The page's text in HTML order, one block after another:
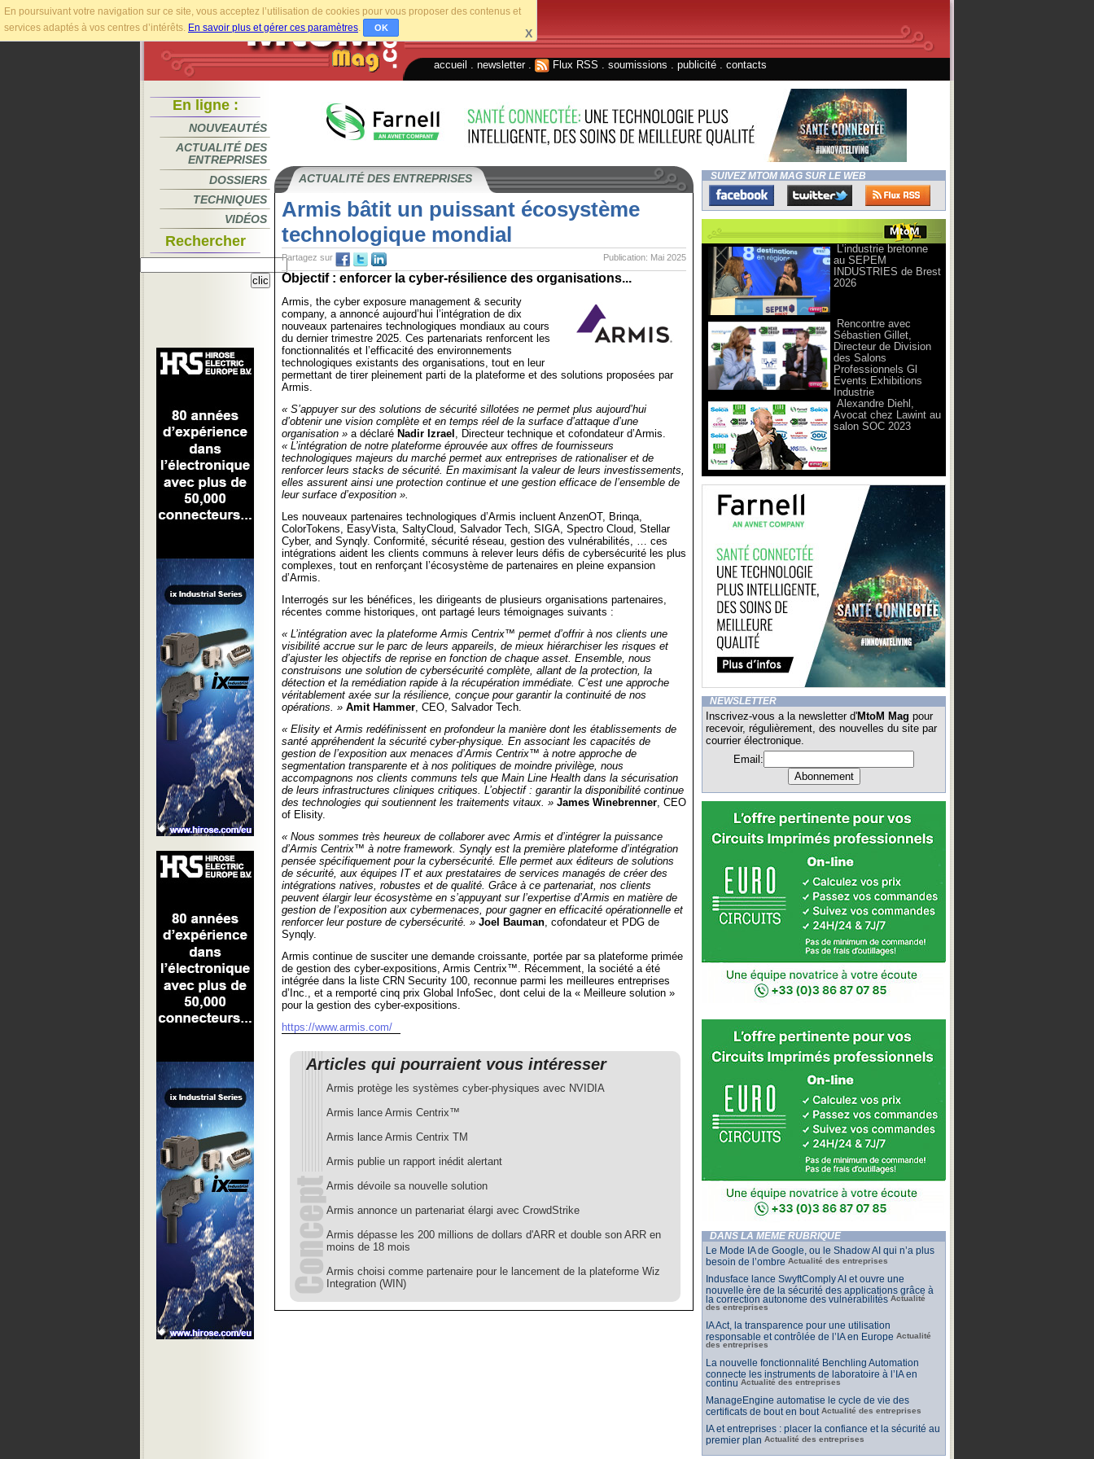
En poursuivant votre navigation sur ce site, vous acceptez l’utilisation de cookies pour vous proposer des contenus et
services adaptés à vos centres d’intérêts. En savoir plus et gérer ces paramètres. OK X
accueil newsletter. Flux RSS soumissions publicité contacts
En ligne :
NOUVEAUTÉS
ACTUALITÉ DES
ENTREPRISES
DOSSIERS
TECHNIQUES
VIDÉOS
Rechercher
ACTUALITÉ DES ENTREPRISES
Armis bâtit un puissant écosystème
technologique mondial
Publication: Mai 2025
Partagez sur
Objectif : enforcer la cyber-résilience des organisations...
Armis, the cyber exposure management & security
company, a annoncé aujourd’hui l’intégration de dix
nouveaux partenaires technologiques mondiaux au cours
du dernier trimestre 2025. Ces partenariats renforcent les
fonctionnalités et l’efficacité des environnements
technologiques existants des organisations, tout en leur
permettant de tirer pleinement parti de la plateforme et des solutions proposées par
Armis.
« S’appuyer sur des solutions de sécurité sillotées ne permet plus aujourd’hui
d’obtenir une vision complète et en temps réel de la surface d’attaque d’une
organisation » a déclaré Nadir Izrael , Directeur technique et cofondateur d’Armis.
« L’intégration de notre plateforme éprouvée aux offres de fournisseurs
technologiques majeurs du marché permet aux entreprises de rationaliser et de
renforcer leurs stacks de sécurité. En maximisant la valeur de leurs investissements,
elles assurent ainsi une protection continue et une gestion efficace de l’ensemble de
leur surface d’exposition ».
Les nouveaux partenaires technologiques d’Armis incluent AnzenOT, Brinqa,
ColorTokens, EasyVista, SaltyCloud, Salvador Tech, SIGA, Spectro Cloud, Stellar
Cyber, and Synqly. Conformité, sécurité réseau, gestion des vulnérabilités, … ces
intégrations aident les clients communs à relever leurs défis de cybersécurité les plus
complexes, tout en renforçant l’écosystème de partenaires en pleine expansion
d’Armis.
Interrogés sur les bénéfices, les dirigeants de plusieurs organisations partenaires,
récentes comme historiques, ont partagé leurs témoignages suivants :
« L’intégration avec la plateforme Armis Centrix™ permet d’offrir à nos clients une
visibilité accrue sur le parc de leurs appareils, de mieux hiérarchiser les risques et
d’ajuster les objectifs de reprise en fonction de chaque asset. Ensemble, nous
construisons une solution de cybersécurité complète, allant de la protection, la
détection et la remédiation rapide à la récupération immédiate. C’est une approche
véritablement axée sur la résilience, conçue pour garantir la continuité de nos
opérations. » Amit Hammer, CEO, Salvador Tech.
« Elisity et Armis redéfinissent en profondeur la manière dont les établissements de
santé appréhendent la sécurité cyber-physique. En associant les capacités de
gestion de l’exposition aux menaces d’Armis Centrix™ à notre approche de
segmentation transparente et à nos politiques de moindre privilège, nous
accompagnons nos clients communs tels que Main Line Health dans la sécurisation
de leurs infrastructures cliniques critiques. L’objectif : garantir la disponibilité continue
des technologies qui soutiennent les traitements vitaux. » James Winebrenner, CEO
of Elisity.
« Nous sommes très heureux de collaborer avec Armis et d’intégrer la puissance
d’Armis Centrix™ à notre framework. Synqly est la première plateforme d’intégration
pensée spécifiquement pour la cybersécurité. Elle permet aux éditeurs de solutions
de sécurité, aux équipes IT et aux prestataires de services managés de créer des
intégrations natives, robustes et de qualité. Grâce à ce partenariat, nos clients
peuvent élargir leur écosystème en s’appuyant sur l’expertise d’Armis en matière de
gestion de l’exposition aux cybermenaces, pour gagner en efficacité opérationnelle et
renforcer leur posture de cybersécurité. » Joel Bauman, cofondateur et PDG de
Synqly.
Armis continue de susciter une demande croissante, portée par sa plateforme primée
de gestion des cyber-expositions, Armis Centrix™. Récemment, la société a été
intégrée dans la liste CRN Security 100, reconnue parmi les meilleures entreprises
d’Inc., et a remporté cinq prix Global InfoSec, dont celui de la « Meilleure solution »
pour la gestion des cyber-expositions.
https://www.armis.com/
Articles qui pourraient vous intéresser
Armis protège les systèmes cyber-physiques avec NVIDIA
Armis lance Armis Centrix™
Armis lance Armis Centrix TM
Armis publie un rapport inédit alertant
Armis dévoile sa nouvelle solution
Armis annonce un partenariat élargi avec CrowdStrike
Armis dépasse les 200 millions de dollars d'ARR et double son ARR en
moins de 18 mois
Armis choisi comme partenaire pour le lancement de la plateforme Wiz
Integration (WIN)
SUIVEZ MTOM MAG SUR LE WEB
L’industrie bretonne
au SEPEM
INDUSTRIES de Brest
2026
Rencontre avec
Sébastien Gillet,
Directeur de Division
des Salons
Professionnels Gl
Events Exhibitions
Industrie
Alexandre Diehl,
Avocat chez Lawint au
salon SOC 2023
NEWSLETTER
Inscrivez-vous a la newsletter d'MtoM Mag pour
recevoir, régulièrement, des nouvelles du site par
courrier électronique.
Email:
DANS LA MÊME RUBRIQUE
Le Mode IA de Google, ou le Shadow AI qui n’a plus
besoin de l’ombre Actualité des entreprises
Indusface lance SwyftComply AI et ouvre une
nouvelle ère de la sécurité des applications grâce à
la correction autonome des vulnérabilités Actualité
des entreprises
IA Act, la transparence pour une utilisation
responsable et contrôlée de l’IA en Europe Actualité
des entreprises
La nouvelle fonctionnalité Benchling Automation
connecte les instruments de laboratoire à l’IA en
continu Actualité des entreprises
ManageEngine automatise le cycle de vie des
certificats de bout en bout Actualité des entreprises
IA et entreprises : placer la confiance et la sécurité au
premier plan Actualité des entreprises